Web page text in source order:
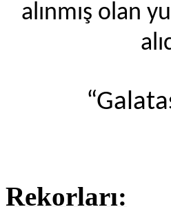
alınmış olan
Rekorları: